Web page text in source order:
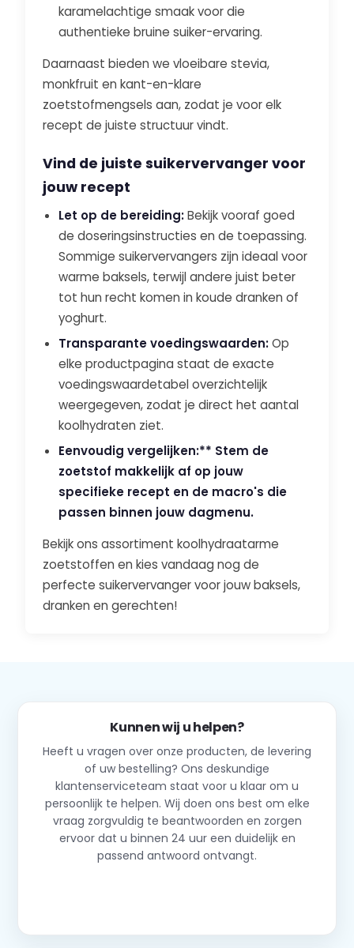
karamelachtige smaak voor die
authentieke bruine suiker-ervaring.
Daarnaast bieden we vloeibare stevia,
monkfruit en kant-en-klare
zoetstofmengsels aan, zodat je voor elk
recept de juiste structuur vindt.
Vind de juiste suikervervanger voor
jouw recept
Let op de bereiding:Bekijk vooraf goed
de doseringsinstructies en de toepassing.
Sommige suikervervangers zijn ideaal voor
warme baksels, terwijl andere juist beter
tot hun recht komen in koude dranken of
yoghurt.
Transparante voedingswaarden:Op
elke productpagina staat de exacte
voedingswaardetabel overzichtelijk
weergegeven, zodat je direct het aantal
koolhydraten ziet.
Eenvoudig vergelijken:** Stem de
zoetstof makkelijk af op jouw
specifieke recept en de macro's die
passen binnen jouw dagmenu.
Bekijk ons assortiment koolhydraatarme
zoetstoffen en kies vandaag nog de
perfecte suikervervanger voor jouw baksels,
dranken en gerechten!
Kunnen wij u helpen?
Heeft u vragen over onze producten, de levering
of uw bestelling? Ons deskundige
klantenserviceteam staat voor u klaar om u
persoonlijk te helpen. Wij doen ons best om elke
vraag zorgvuldig te beantwoorden en zorgen
ervoor dat u binnen 24 uur een duidelijk en
passend antwoord ontvangt.